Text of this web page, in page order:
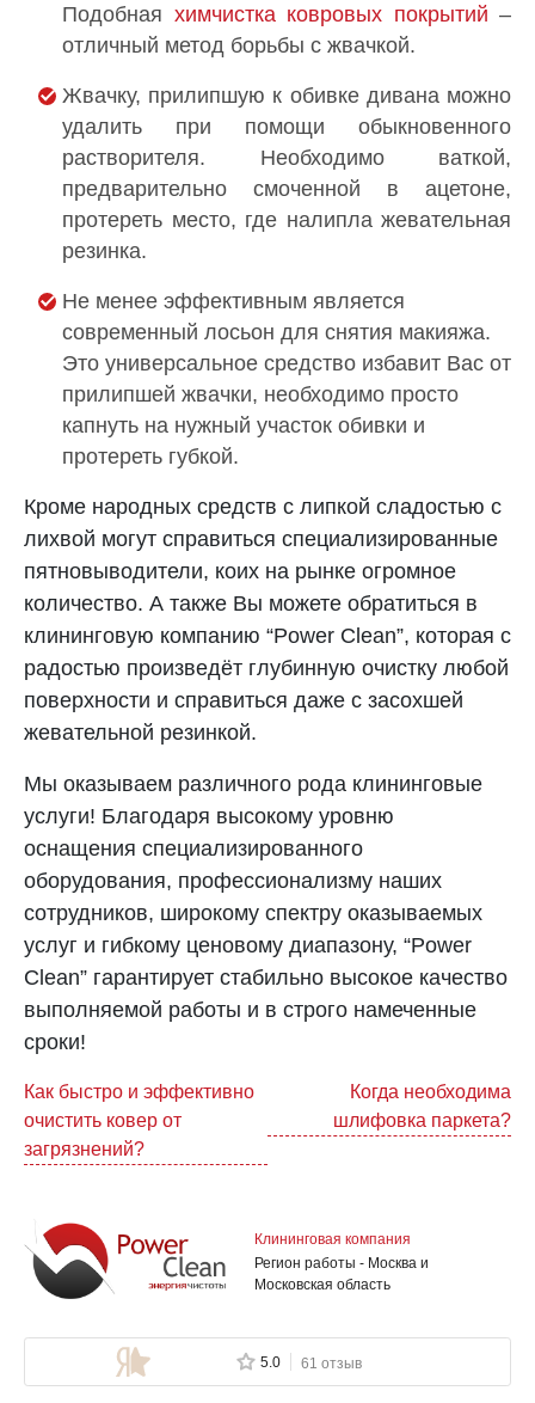
Подобная химчистка ковровых покрытий –
отличный метод борьбы с жвачкой.
Жвачку, прилипшую к обивке дивана можно
удалить при помощи обыкновенного
растворителя. Необходимо ваткой,
предварительно смоченной в ацетоне,
протереть место, где налипла жевательная
резинка.
Не менее эффективным является
современный лосьон для снятия макияжа.
Это универсальное средство избавит Вас от
прилипшей жвачки, необходимо просто
капнуть на нужный участок обивки и
протереть губкой.
Кроме народных средств с липкой сладостью с
лихвой могут справиться специализированные
пятновыводители, коих на рынке огромное
количество. А также Вы можете обратиться в
клининговую компанию “Power Clean”, которая с
радостью произведёт глубинную очистку любой
поверхности и справиться даже с засохшей
жевательной резинкой.
Мы оказываем различного рода клининговые
услуги! Благодаря высокому уровню
оснащения специализированного
оборудования, профессионализму наших
сотрудников, широкому спектру оказываемых
услуг и гибкому ценовому диапазону, “Power
Clean” гарантирует стабильно высокое качество
выполняемой работы и в строго намеченные
сроки!
Навигация
по
записям
Как быстро и эффективно
очистить ковер от
загрязнений?
Когда необходима
шлифовка паркета?
Клининговая компания
Регион работы - Москва и
Московская область
5.0 61 отзыв